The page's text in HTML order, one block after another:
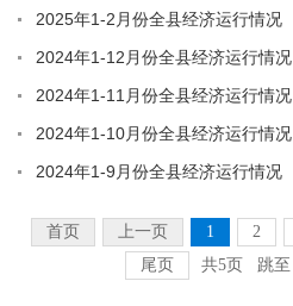
2025年1-2月份全县经济运行情况
2024年1-12月份全县经济运行情况
2024年1-11月份全县经济运行情况
2024年1-10月份全县经济运行情况
2024年1-9月份全县经济运行情况
首页 上一页 1 2
尾页
共5页 跳至